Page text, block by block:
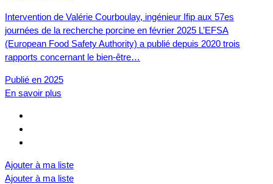
Intervention de Valérie Courboulay, ingénieur Ifip aux 57es
journées de la recherche porcine en février 2025 L’EFSA
(European Food Safety Authority) a publié depuis 2020 trois
rapports concernant le bien-être…
Publié en 2025
En savoir plus
Ajouter à ma liste
Ajouter à ma liste